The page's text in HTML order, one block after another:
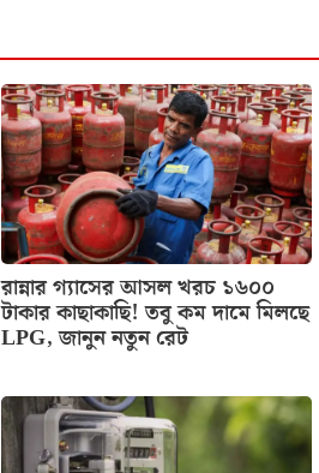
রান্নার গ্যাসের আসল খরচ ১৬০০
টাকার কাছাকাছি! তবু কম দামে মিলছে
LPG, জানুন নতুন রেট